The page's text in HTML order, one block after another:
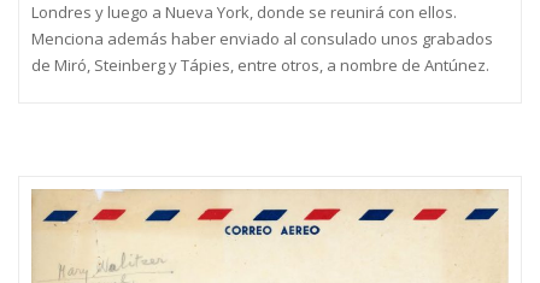
Londres y luego a Nueva York, donde se reunirá con ellos.
Menciona además haber enviado al consulado unos grabados
de Miró, Steinberg y Tápies, entre otros, a nombre de Antúnez.